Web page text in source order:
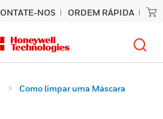
NOS ORDEM RÁPIDA
Como limpar uma Máscara